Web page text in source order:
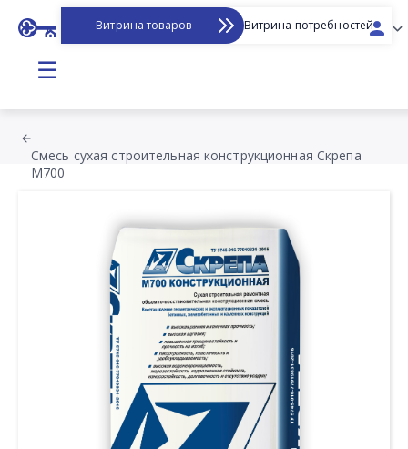
Витрина товаров Витрина потребностей
☰
Смесь сухая строительная конструкционная Скрепа
М700